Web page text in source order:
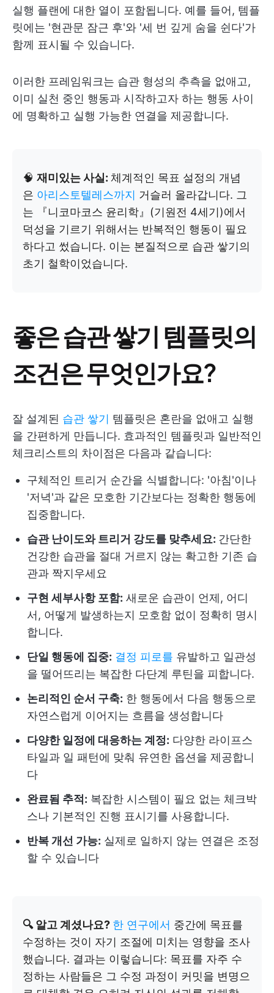
실행 플랜에 대한 열이 포함됩니다. 예를 들어, 템플
릿에는 '현관문 잠근 후'와 '세 번 깊게 숨을 쉰다'가
함께 표시될 수 있습니다.
이러한 프레임워크는 습관 형성의 추측을 없애고,
이미 실천 중인 행동과 시작하고자 하는 행동 사이
에 명확하고 실행 가능한 연결을 제공합니다.
🧠 재미있는 사실: 체계적인 목표 설정의 개념
은 아리스토텔레스까지 거슬러 올라갑니다. 그
는 『니코마코스 윤리학』(기원전 4세기)에서
덕성을 기르기 위해서는 반복적인 행동이 필요
하다고 썼습니다. 이는 본질적으로 습관 쌓기의
초기 철학이었습니다.
좋은 습관 쌓기 템플릿의
조건은 무엇인가요?
잘 설계된 습관 쌓기 템플릿은 혼란을 없애고 실행
을 간편하게 만듭니다. 효과적인 템플릿과 일반적인
체크리스트의 차이점은 다음과 같습니다:
구체적인 트리거 순간을 식별합니다: '아침'이나
'저녁'과 같은 모호한 기간보다는 정확한 행동에
집중합니다.
습관 난이도와 트리거 강도를 맞추세요: 간단한
건강한 습관을 절대 거르지 않는 확고한 기존 습
관과 짝지우세요
구현 세부사항 포함: 새로운 습관이 언제, 어디
서, 어떻게 발생하는지 모호함 없이 정확히 명시
합니다.
단일 행동에 집중: 결정 피로를 유발하고 일관성
을 떨어뜨리는 복잡한 다단계 루틴을 피합니다.
논리적인 순서 구축: 한 행동에서 다음 행동으로
자연스럽게 이어지는 흐름을 생성합니다
다양한 일정에 대응하는 계정: 다양한 라이프스
타일과 일 패턴에 맞춰 유연한 옵션을 제공합니
다
완료됨 추적: 복잡한 시스템이 필요 없는 체크박
스나 기본적인 진행 표시기를 사용합니다.
반복 개선 가능: 실제로 일하지 않는 연결은 조정
할 수 있습니다
🔍 알고 계셨나요? 한 연구에서 중간에 목표를
수정하는 것이 자기 조절에 미치는 영향을 조사
했습니다. 결과는 이렇습니다: 목표를 자주 수
정하는 사람들은 그 수정 과정이 커밋을 변명으